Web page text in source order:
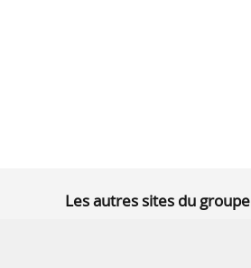
Les autres sites du groupe